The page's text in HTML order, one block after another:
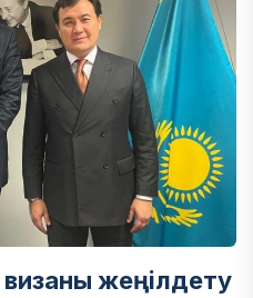
жеңілдету